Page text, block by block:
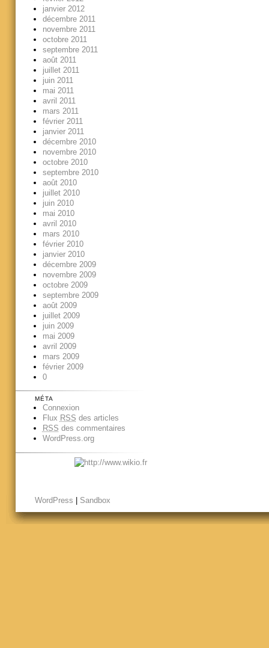
janvier 2012
décembre 2011
novembre 2011
octobre 2011
septembre 2011
août 2011
juillet 2011
juin 2011
mai 2011
avril 2011
mars 2011
février 2011
janvier 2011
décembre 2010
novembre 2010
octobre 2010
septembre 2010
août 2010
juillet 2010
juin 2010
mai 2010
avril 2010
mars 2010
février 2010
janvier 2010
décembre 2009
novembre 2009
octobre 2009
septembre 2009
août 2009
juillet 2009
juin 2009
mai 2009
avril 2009
mars 2009
février 2009
0
MÉTA
Connexion
Flux RSS des articles
RSS des commentaires
WordPress.org
WordPress Sandbox